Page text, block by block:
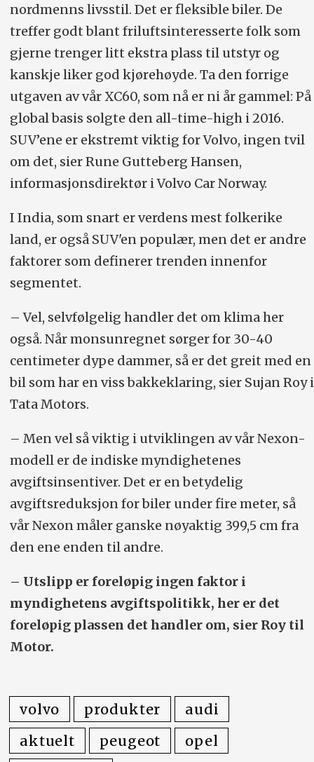
nordmenns livsstil. Det er fleksible biler. De
treffer godt blant friluftsinteresserte folk som
gjerne trenger litt ekstra plass til utstyr og
kanskje liker god kjørehøyde. Ta den forrige
utgaven av vår XC60, som nå er ni år gammel: På
global basis solgte den all-time-high i 2016.
SUV’ene er ekstremt viktig for Volvo, ingen tvil
om det, sier Rune Gutteberg Hansen,
informasjonsdirektør i Volvo Car Norway.
I India, som snart er verdens mest folkerike
land, er også SUV'en populær, men det er andre
faktorer som definerer trenden innenfor
segmentet.
– Vel, selvfølgelig handler det om klima her
også. Når monsunregnet sørger for 30-40
centimeter dype dammer, så er det greit med en
bil som har en viss bakkeklaring, sier Sujan Roy i
Tata Motors.
– Men vel så viktig i utviklingen av vår Nexon-
modell er de indiske myndighetenes
avgiftsinsentiver. Det er en betydelig
avgiftsreduksjon for biler under fire meter, så
vår Nexon måler ganske nøyaktig 399,5 cm fra
den ene enden til andre.
– Utslipp er foreløpig ingen faktor i
myndighetens avgiftspolitikk, her er det
foreløpig plassen det handler om, sier Roy til
Motor.
volvo produkter
audi
aktuelt
peugeot
opel